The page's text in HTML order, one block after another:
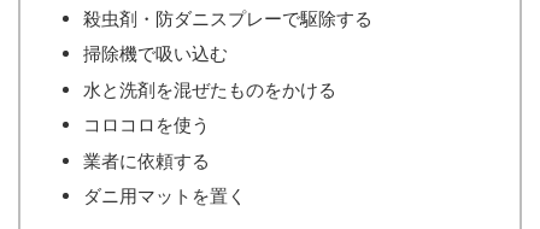
殺虫剤・防ダニスプレーで駆除する
掃除機で吸い込む
水と洗剤を混ぜたものをかける
コロコロを使う
業者に依頼する
ダニ用マットを置く